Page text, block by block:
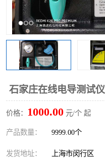
石家庄在线电导测试仪
价格： 1000.00 元/个 起
产品数量： 9999.00个
发货地址： 上海市闵行区